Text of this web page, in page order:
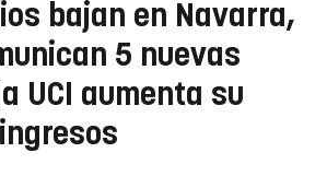
bajan en Navarra,
5 nuevas
UCI aumenta su